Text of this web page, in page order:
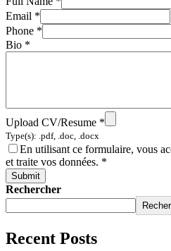
Email *
Phone *
Bio *
Upload CV/Resume *
Type(s): .pdf, .doc, .docx
En utilisant ce formulaire, vous
et traite vos données. *
Rechercher
Recent Posts